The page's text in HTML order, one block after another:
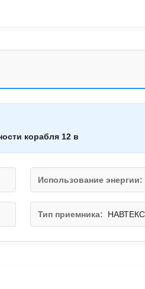
корабля 12 в
Использование энергии:
Тип приемника: НАВТЕКС